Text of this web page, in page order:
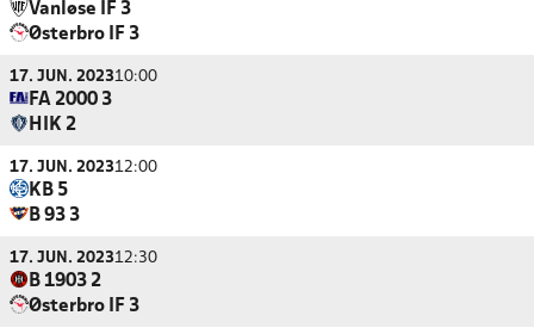
Vanløse IF 3
Østerbro IF 3
17. JUN. 202310:00
FA 2000 3
HIK 2
17. JUN. 202312:00
KB 5
B 93 3
17. JUN. 202312:30
B 1903 2
Østerbro IF 3